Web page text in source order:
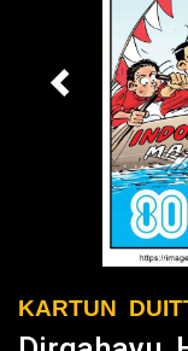
KARTUN